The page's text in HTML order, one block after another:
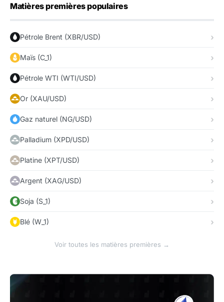
Matières premières populaires
Pétrole Brent (XBR/USD)
Maïs (C_1)
Pétrole WTI (WTI/USD)
Or (XAU/USD)
Gaz naturel (NG/USD)
Palladium (XPD/USD)
Platine (XPT/USD)
Argent (XAG/USD)
Soja (S_1)
Blé (W_1)
Voir toutes les matières premières →